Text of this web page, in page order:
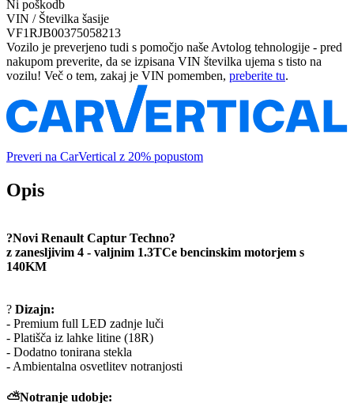
Ni poškodb
VIN / Številka šasije
VF1RJB00375058213
Vozilo je preverjeno tudi s pomočjo naše Avtolog tehnologije - pred
nakupom preverite, da se izpisana VIN številka ujema s tisto na
vozilu! Več o tem, zakaj je VIN pomemben, preberite tu.
Preveri na CarVertical z 20% popustom
Opis
?Novi Renault Captur Techno?
z zanesljivim 4 - valjnim 1.3TCe bencinskim motorjem s
140KM
? Dizajn:
- Premium full LED zadnje luči
- Platišča iz lahke litine (18R)
- Dodatno tonirana stekla
- Ambientalna osvetlitev notranjosti
⛅Notranje udobje: